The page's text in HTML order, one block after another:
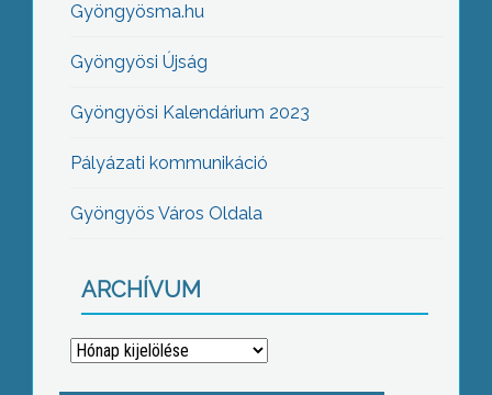
Gyöngyösma.hu
Gyöngyösi Újság
Gyöngyösi Kalendárium 2023
Pályázati kommunikáció
Gyöngyös Város Oldala
ARCHÍVUM
Archívum